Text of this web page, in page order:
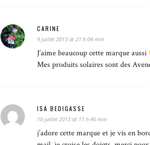
CARINE
9 juillet 2013 at 21 h 04 min
J’aime beaucoup cette marque aussi
Mes produits solaires sont des
ISA BEDIGASSE
10 juillet 2013 at 11 h 46 min
j’adore cette marque et je vis en